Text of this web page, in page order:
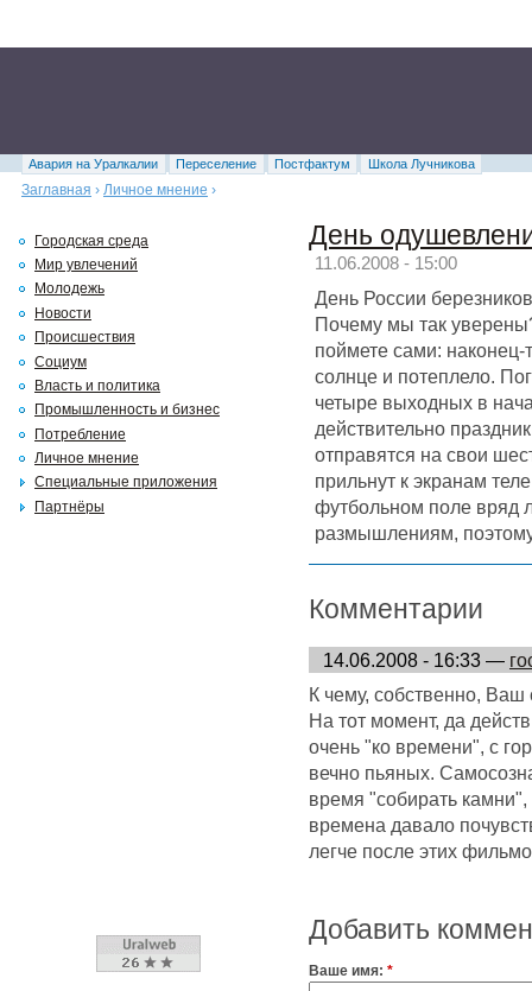
Авария на Уралкалии Переселение Постфактум
Школа Лучникова
Заглавная › Личное мнение ›
День
11.06.2008 - 15:00
День России
Почему мы так
поймете сами: наконец-
солнце и потеплело.
четыре выходных в
действительно
отправятся на свои
прильнут к экранам
футбольном поле вряд
размышлениям,
Комментарии
14.06.2008 - 16:33 —
К чему, собственно,
На тот момент, да
очень "ко времени", с
вечно пьяных.
время "собирать камни",
времена давало
легче после этих
Добавить
Ваше имя: *
Городская среда
Мир увлечений
Молодежь
Новости
Происшествия
Социум
Власть и политика
Промышленность и бизнес
Потребление
Личное мнение
Специальные приложения
Партнёры